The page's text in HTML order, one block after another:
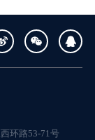
环路53-71号